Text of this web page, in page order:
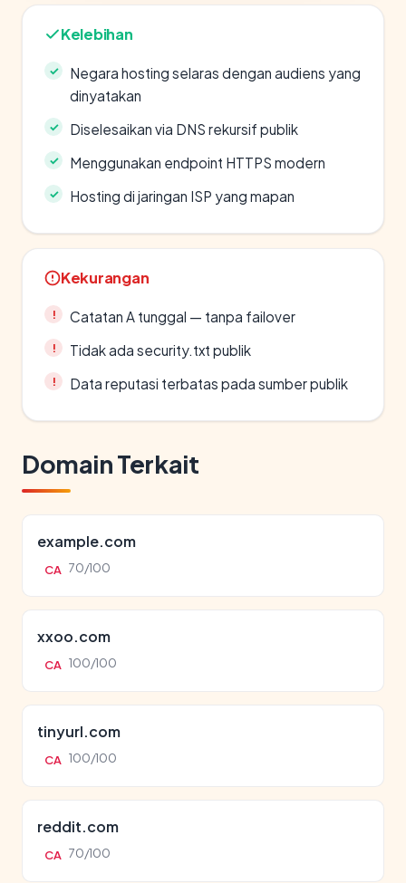
Kelebihan
Negara hosting selaras dengan audiens yang
dinyatakan
Diselesaikan via DNS rekursif publik
Menggunakan endpoint HTTPS modern
Hosting di jaringan ISP yang mapan
Kekurangan
Catatan A tunggal — tanpa failover
Tidak ada security.txt publik
Data reputasi terbatas pada sumber publik
Domain Terkait
example.com
CA 70/100
xxoo.com
CA 100/100
tinyurl.com
CA 100/100
reddit.com
CA 70/100